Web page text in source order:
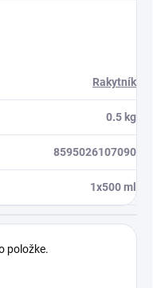
Rakytník
0.5 kg
8595026107090
1x500 ml
položke.